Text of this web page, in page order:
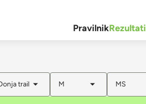
PravilnikRezultati
trail M MS